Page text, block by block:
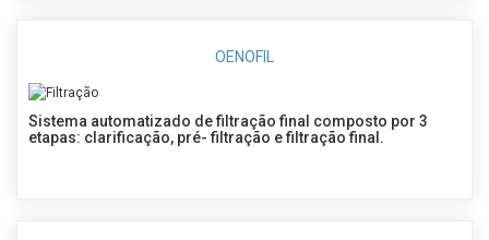
OENOFIL
Sistema automatizado de filtração final composto por 3
etapas: clarificação, pré- filtração e filtração final.